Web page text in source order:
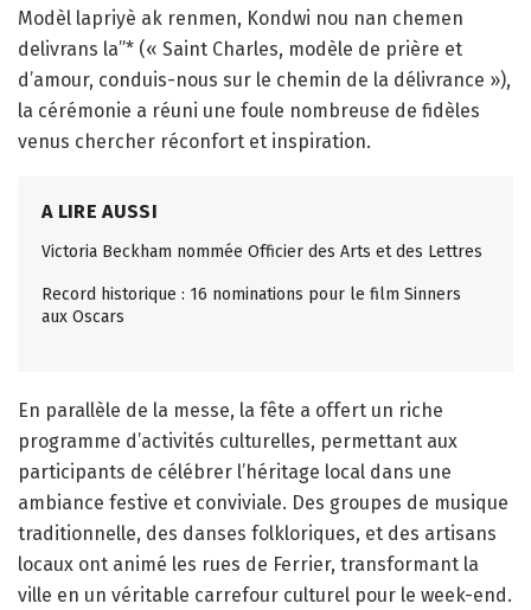
Modèl lapriyè ak renmen, Kondwi nou nan chemen
delivrans la”* (« Saint Charles, modèle de prière et
d’amour, conduis-nous sur le chemin de la délivrance »),
la cérémonie a réuni une foule nombreuse de fidèles
venus chercher réconfort et inspiration.
A LIRE AUSSI
Victoria Beckham nommée Officier des Arts et des Lettres
Record historique : 16 nominations pour le film Sinners
aux Oscars
En parallèle de la messe, la fête a offert un riche
programme d’activités culturelles, permettant aux
participants de célébrer l’héritage local dans une
ambiance festive et conviviale. Des groupes de musique
traditionnelle, des danses folkloriques, et des artisans
locaux ont animé les rues de Ferrier, transformant la
ville en un véritable carrefour culturel pour le week-end.